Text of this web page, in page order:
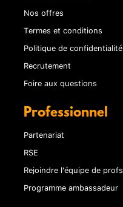
Nos offres
Termes et conditions
Politique de confidentialité
Recrutement
Foire aux questions
Professionnel
Partenariat
RSE
Rejoindre l'équipe de profs
Programme ambassadeur